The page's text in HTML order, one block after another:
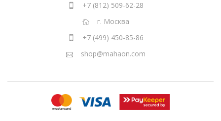
+7 (812) 509-62-28
г. Москва
+7 (499) 450-85-86
shop@mahaon.com